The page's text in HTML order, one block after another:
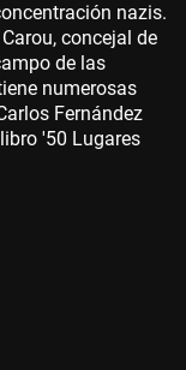
nazis.
concejal de
de las
numerosas
Fernández
'50 Lugares